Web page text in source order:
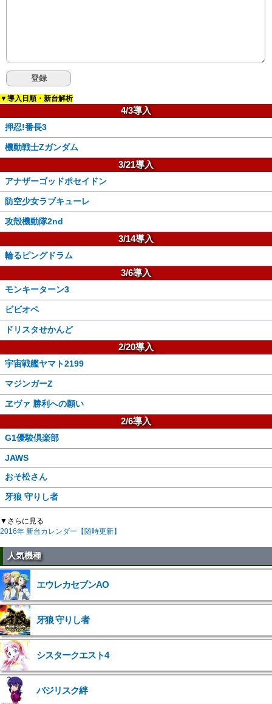
▼導入日順・新台解析
4/3導入
押忍!番長3
機動戦士Zガンダム
3/21導入
アナザーゴッドポセイドン
防空少女ラブキューレ
攻殻機動隊2nd
3/14導入
輪るピングドラム
3/6導入
モンキーターン3
ビビオペ
ドリスタせかんど
2/20導入
宇宙戦艦ヤマト2199
マジンガーZ
ヱヴァ 勝利への願い
2/6導入
G1優駿倶楽部
JAWS
おそ松さん
牙狼 守りし者
▼さらに見る
2016年 新台カレンダー【随時更新】
人気機種
エウレカセブンAO
牙狼 守りし者
シスタークエスト4
バジリスク絆